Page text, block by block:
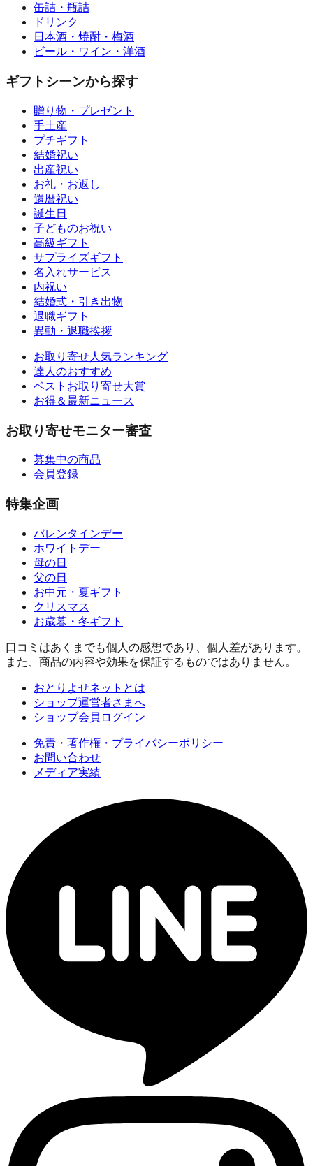
缶詰・瓶詰
ドリンク
日本酒・焼酎・梅酒
ビール・ワイン・洋酒
ギフトシーンから探す
贈り物・プレゼント
手土産
プチギフト
結婚祝い
出産祝い
お礼・お返し
還暦祝い
誕生日
子どものお祝い
高級ギフト
サプライズギフト
名入れサービス
内祝い
結婚式・引き出物
退職ギフト
異動・退職挨拶
お取り寄せ人気ランキング
達人のおすすめ
ベストお取り寄せ大賞
お得＆最新ニュース
お取り寄せモニター審査
募集中の商品
会員登録
特集企画
バレンタインデー
ホワイトデー
母の日
父の日
お中元・夏ギフト
クリスマス
お歳暮・冬ギフト
口コミはあくまでも個人の感想であり、個人差があります。
また、商品の内容や効果を保証するものではありません。
おとりよせネットとは
ショップ運営者さまへ
ショップ会員ログイン
免責・著作権・プライバシーポリシー
お問い合わせ
メディア実績